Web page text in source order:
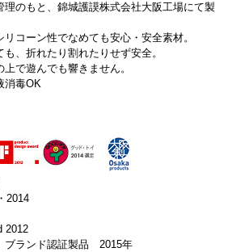
理のもと、錦城護謨株式会社大阪工場にて製
リコーン性でなめても安心・安全素材。
、折れたり割れたりせず安全。
で遊んでも響きません。
消毒OK
2014
2012
ブランド認証製品 2015年